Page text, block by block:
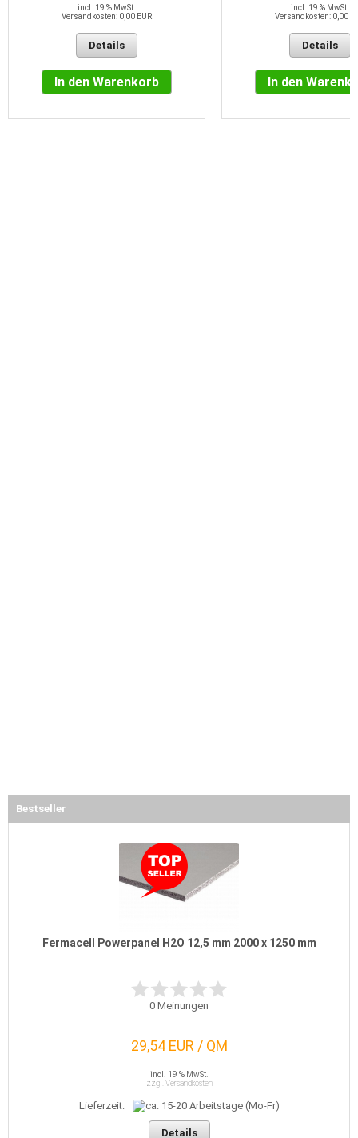
incl. 19 % MwSt.
Versandkosten: 0,00 EUR
Details
In den Warenkorb
incl. 19 % MwSt.
Versandkosten: 0,00
Details
In den
Bestseller
Fermacell Powerpanel H2O 12,5 mm 2000 x 1250 mm
0 Meinungen
29,54 EUR / QM
incl. 19 % MwSt.
zzgl. Versandkosten
Lieferzeit:
Details